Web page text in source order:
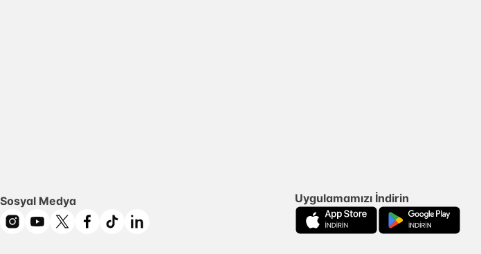
Sosyal Medya Uygulamamızı İndirin